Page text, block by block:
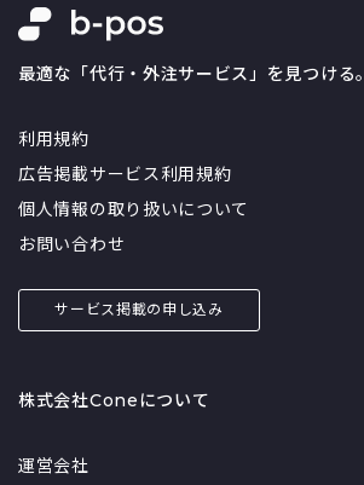
最適な「代行・外注サービス」を見つける。
利用規約
広告掲載サービス利用規約
個人情報の取り扱いについて
お問い合わせ
サービス掲載の申し込み
株式会社Coneについて
運営会社